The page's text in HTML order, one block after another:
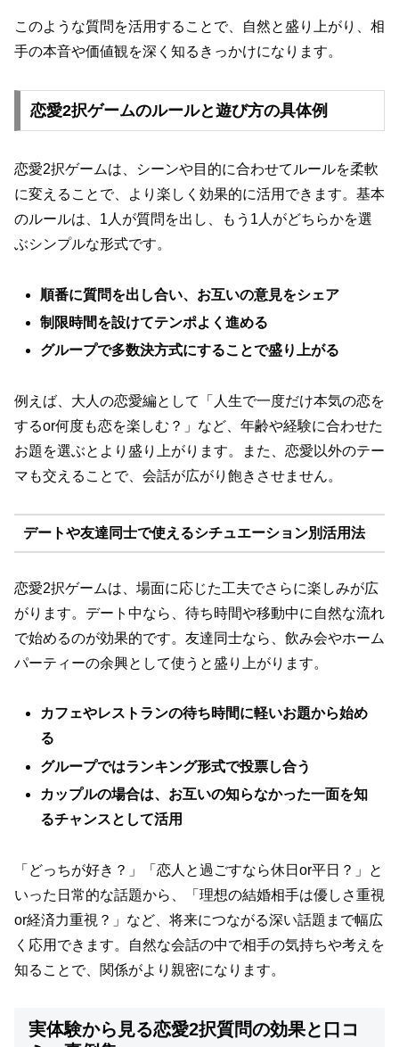
このような質問を活用することで、自然と盛り上がり、相
手の本音や価値観を深く知るきっかけになります。
恋愛2択ゲームのルールと遊び方の具体例
恋愛2択ゲームは、シーンや目的に合わせてルールを柔軟
に変えることで、より楽しく効果的に活用できます。基本
のルールは、1人が質問を出し、もう1人がどちらかを選
ぶシンプルな形式です。
順番に質問を出し合い、お互いの意見をシェア
制限時間を設けてテンポよく進める
グループで多数決方式にすることで盛り上がる
例えば、大人の恋愛編として「人生で一度だけ本気の恋を
するor何度も恋を楽しむ？」など、年齢や経験に合わせた
お題を選ぶとより盛り上がります。また、恋愛以外のテー
マも交えることで、会話が広がり飽きさせません。
デートや友達同士で使えるシチュエーション別活用法
恋愛2択ゲームは、場面に応じた工夫でさらに楽しみが広
がります。デート中なら、待ち時間や移動中に自然な流れ
で始めるのが効果的です。友達同士なら、飲み会やホーム
パーティーの余興として使うと盛り上がります。
カフェやレストランの待ち時間に軽いお題から始め
る
グループではランキング形式で投票し合う
カップルの場合は、お互いの知らなかった一面を知
るチャンスとして活用
「どっちが好き？」「恋人と過ごすなら休日or平日？」と
いった日常的な話題から、「理想の結婚相手は優しさ重視
or経済力重視？」など、将来につながる深い話題まで幅広
く応用できます。自然な会話の中で相手の気持ちや考えを
知ることで、関係がより親密になります。
実体験から見る恋愛2択質問の効果と口コ